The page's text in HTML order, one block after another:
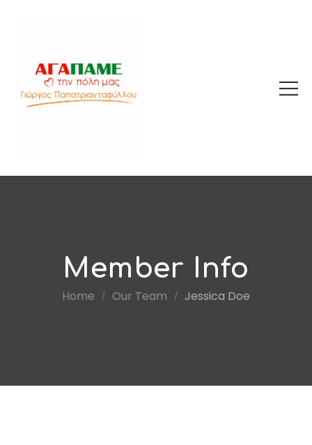
Member Info
Home / Our Team / Jessica Doe